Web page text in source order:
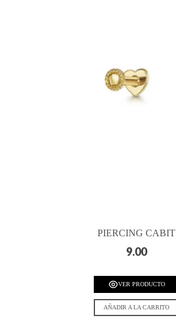
PIERCING CABIT
9.00
VER PRODUCTO
AÑADIR A LA CARRITO